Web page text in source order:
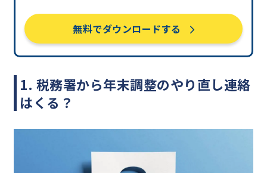
無料でダウンロードする
1. 税務署から年末調整のやり直し連絡
はくる？